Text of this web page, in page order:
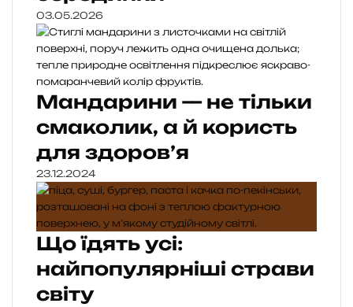
03.05.2026
Мандарини — не тільки
смаколик, а й користь
для здоров’я
23.12.2024
Що їдять усі:
найпопулярніші страви
світу